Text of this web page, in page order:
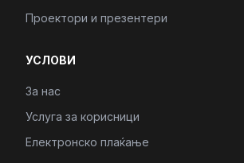
Проектори и презентери
УСЛОВИ
За нас
Услуга за корисници
Електронско плаќање